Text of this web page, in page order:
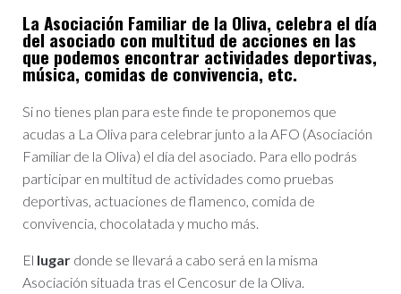
La Asociación Familiar de la Oliva, celebra el día
del asociado con multitud de acciones en las
que podemos encontrar actividades deportivas,
música, comidas de convivencia, etc.
Si no tienes plan para este finde te proponemos que
acudas a La Oliva para celebrar junto a la AFO (Asociación
Familiar de la Oliva) el día del asociado. Para ello podrás
participar en multitud de actividades como pruebas
deportivas, actuaciones de flamenco, comida de
convivencia, chocolatada y mucho más.
El lugar donde se llevará a cabo será en la misma
Asociación situada tras el Cencosur de la Oliva.